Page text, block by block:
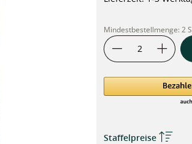
Mindestbestellmenge:2
Staffelpreise